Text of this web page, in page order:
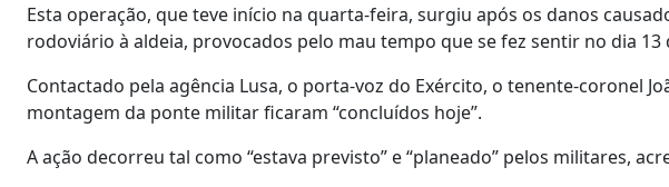
Esta operação, que teve início na quarta-feira, surgiu após os danos
rodoviário à aldeia, provocados pelo mau tempo que se fez sentir no dia 13
Contactado pela agência Lusa, o porta-voz do Exército, o tenente-coronel
montagem da ponte militar ficaram “concluídos hoje”.
A ação decorreu tal como “estava previsto” e “planeado” pelos militares,